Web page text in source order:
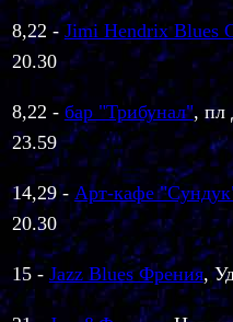
8,22 - Jimi Hendrix Blues
20.30
8,22 - бар "Трибунал", пл
23.59
14,29 - Арт-кафе
20.30
15 - Jazz Blues Френия,